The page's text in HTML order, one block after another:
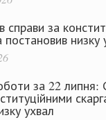
справи за
низку
за 22 липня:
ухвал